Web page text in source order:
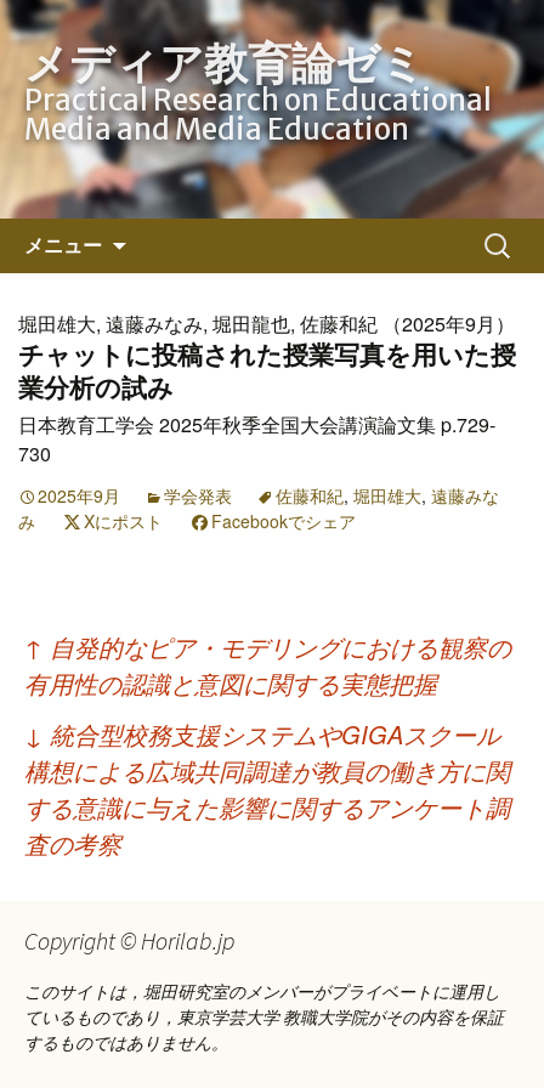
メディア教育論ゼミ
Practical Research on Educational
Media and Media Education
メニュー
ン
ツ
へ
ス
キ
検
索:
堀田雄大, 遠藤みなみ, 堀田龍也, 佐藤和紀 （2025年9月）
チャットに投稿された授業写真を用いた授
業分析の試み
日本教育工学会 2025年秋季全国大会講演論文集 p.729-
730
2025年9月 学会発表 佐藤和紀, 堀田雄大, 遠藤みな
み
Xにポスト Facebookでシェア
投
稿
ナ
ビ
ゲ
ー
ョ
ン
↑ 自発的なピア・モデリングにおける観察の
有用性の認識と意図に関する実態把握
↓ 統合型校務支援システムやGIGAスクール
構想による広域共同調達が教員の働き方に関
する意識に与えた影響に関するアンケート調
査の考察
Copyright © Horilab.jp
このサイトは，堀田研究室のメンバーがプライベートに運用し
ているものであり，東京学芸大学 教職大学院がその内容を保証
するものではありません。